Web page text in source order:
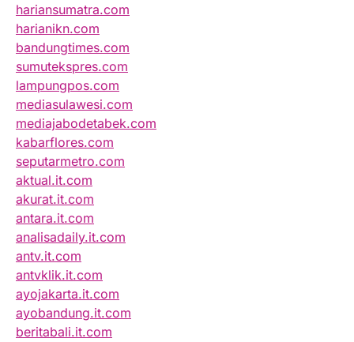
hariansumatra.com
harianikn.com
bandungtimes.com
sumutekspres.com
lampungpos.com
mediasulawesi.com
mediajabodetabek.com
kabarflores.com
seputarmetro.com
aktual.it.com
akurat.it.com
antara.it.com
analisadaily.it.com
antv.it.com
antvklik.it.com
ayojakarta.it.com
ayobandung.it.com
beritabali.it.com